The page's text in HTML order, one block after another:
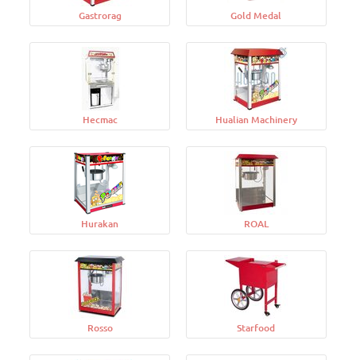
Gastrorag Gold Medal
Hecmac Hualian Machinery
Hurakan ROAL
Rosso Starfood